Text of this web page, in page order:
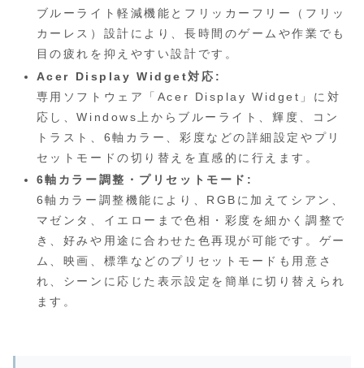
ブルーライト軽減機能とフリッカーフリー（フリッ
カーレス）設計により、長時間のゲームや作業でも
目の疲れを抑えやすい設計です。
Acer Display Widget対応:
専用ソフトウェア「Acer Display Widget」に対
応し、Windows上からブルーライト、輝度、コン
トラスト、6軸カラー、彩度などの詳細設定やプリ
セットモードの切り替えを直感的に行えます。
6軸カラー調整・プリセットモード:
6軸カラー調整機能により、RGBに加えてシアン、
マゼンタ、イエローまで色相・彩度を細かく調整で
き、好みや用途に合わせた色再現が可能です。ゲー
ム、映画、標準などのプリセットモードも用意さ
れ、シーンに応じた表示設定を簡単に切り替えられ
ます。